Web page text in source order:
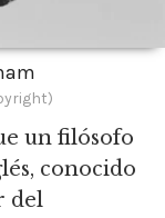
un filósofo
conocido
del